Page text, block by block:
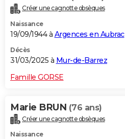
Créer une cagnotte obsèques
Naissance
19/09/1944 à Argences en Aubrac
Décès
31/03/2025 à Mur-de-Barrez
Famille GORSE
Marie BRUN (76 ans)
Créer une cagnotte obsèques
Naissance